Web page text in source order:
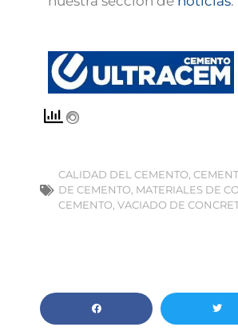
CALIDAD DEL CEMENTO
DE CEMENTO MATERIALES DE
CEMENTO VACIADO DE